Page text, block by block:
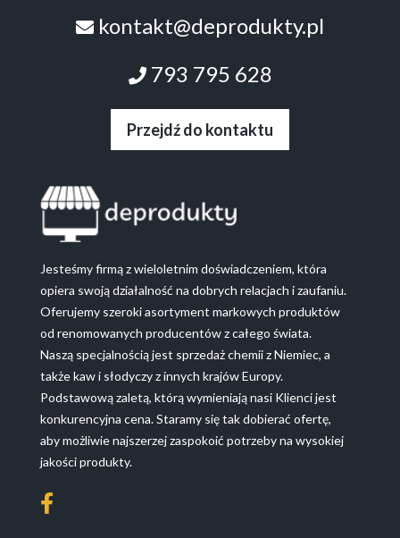
kontakt@deprodukty.pl
793 795 628
Przejdź do kontaktu
Jesteśmy firmą z wieloletnim doświadczeniem, która
opiera swoją działalność na dobrych relacjach i zaufaniu.
Oferujemy szeroki asortyment markowych produktów
od renomowanych producentów z całego świata.
Naszą specjalnością jest sprzedaż chemii z Niemiec, a
także kaw i słodyczy z innych krajów Europy.
Podstawową zaletą, którą wymieniają nasi Klienci jest
konkurencyjna cena. Staramy się tak dobierać ofertę,
aby możliwie najszerzej zaspokoić potrzeby na wysokiej
jakości produkty.